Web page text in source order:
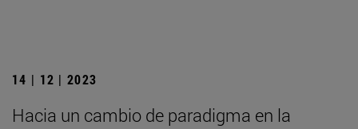
14 | 12 | 2023
Hacia un cambio de paradigma en la